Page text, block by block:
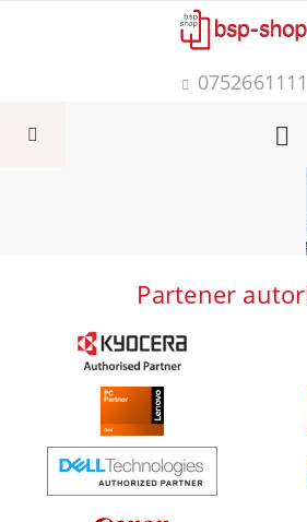
0752661111
Partener